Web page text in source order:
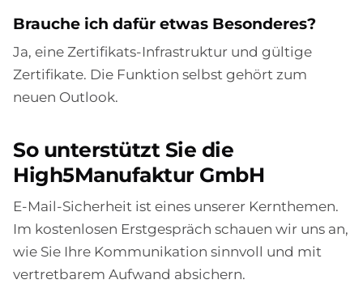
Brauche ich dafür etwas Besonderes?
Ja, eine Zertifikats-Infrastruktur und gültige
Zertifikate. Die Funktion selbst gehört zum
neuen Outlook.
So unterstützt Sie die
High5Manufaktur GmbH
E-Mail-Sicherheit ist eines unserer Kernthemen.
Im kostenlosen Erstgespräch schauen wir uns an,
wie Sie Ihre Kommunikation sinnvoll und mit
vertretbarem Aufwand absichern.